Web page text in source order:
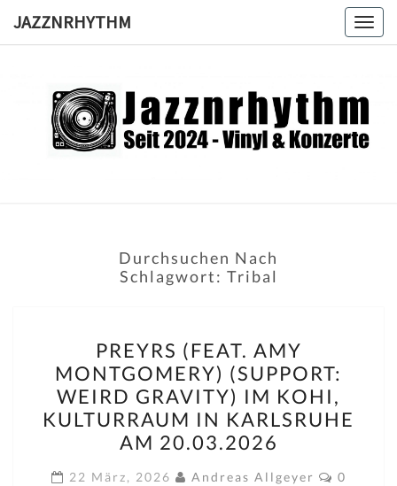
JAZZNRHYTHM
Seit
2024 –
Durchsuchen Nach
Schlagwort: Tribal
(FEAT.
AMY
MONTGOMERY)
(SUPPORT:
WEIRD
GRAVITY)
PREYRS (FEAT. AMY
MONTGOMERY) (SUPPORT:
WEIRD GRAVITY) IM KOHI,
KULTURRAUM IN KARLSRUHE
AM 20.03.2026
22 März, 2026 Andreas Allgeyer
0